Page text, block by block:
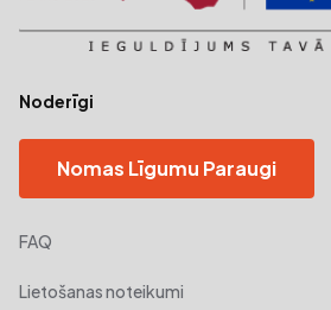
Noderīgi
Nomas Līgumu Paraugi
FAQ
Lietošanas noteikumi